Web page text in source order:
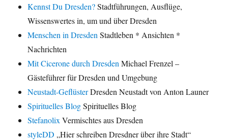
Kennst Du Dresden?Stadtführungen, Ausflüge,
Wissenswertes in, um und über Dresden
Menschen in Dresden Stadtleben * Ansichten *
Nachrichten
Mit Cicerone durch Dresden Michael Frenzel –
Gästeführer für Dresden und Umgebung
Neustadt-GeflüsterDresden Neustadt von Anton Launer
Spirituelles BlogSpirituelles Blog
Stefanolix Vermischtes aus Dresden
styleDD „Hier schreiben Dresdner über ihre Stadt“